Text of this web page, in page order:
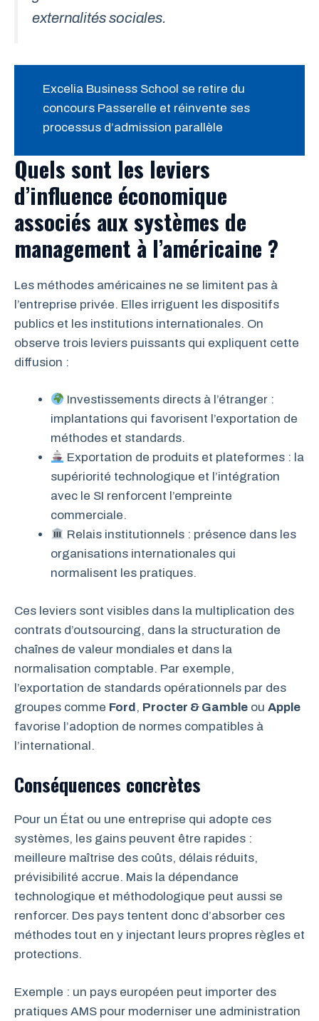
externalités sociales.
Excelia Business School se retire du
concours Passerelle et réinvente ses
processus d’admission parallèle
Quels sont les leviers
d’influence économique
associés aux systèmes de
management à l’américaine ?
Les méthodes américaines ne se limitent pas à
l’entreprise privée. Elles irriguent les dispositifs
publics et les institutions internationales. On
observe trois leviers puissants qui expliquent cette
diffusion :
Investissements directs à l’étranger :
implantations qui favorisent l’exportation de
méthodes et standards.
Exportation de produits et plateformes : la
supériorité technologique et l’intégration
avec le SI renforcent l’empreinte
commerciale.
Relais institutionnels : présence dans les
organisations internationales qui
normalisent les pratiques.
Ces leviers sont visibles dans la multiplication des
contrats d’outsourcing, dans la structuration de
chaînes de valeur mondiales et dans la
normalisation comptable. Par exemple,
l’exportation de standards opérationnels par des
groupes comme Ford, Procter & Gamble ou Apple
favorise l’adoption de normes compatibles à
l’international.
Conséquences concrètes
Pour un État ou une entreprise qui adopte ces
systèmes, les gains peuvent être rapides :
meilleure maîtrise des coûts, délais réduits,
prévisibilité accrue. Mais la dépendance
technologique et méthodologique peut aussi se
renforcer. Des pays tentent donc d’absorber ces
méthodes tout en y injectant leurs propres règles et
protections.
Exemple : un pays européen peut importer des
pratiques AMS pour moderniser une administration